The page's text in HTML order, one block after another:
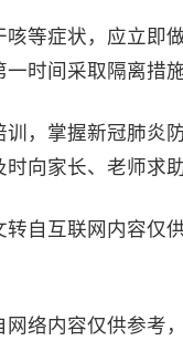
症状，应立即
时间采取隔离措施
掌握新冠肺炎
向家长、老师求助
互联网内容仅供
络内容仅供参考